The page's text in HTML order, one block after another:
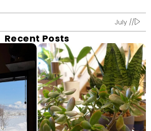
July //
Recent Posts